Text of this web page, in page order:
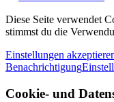
Diese Seite verwendet
stimmst du die
Einstellungen
Benachrichtigung
Cookie- und